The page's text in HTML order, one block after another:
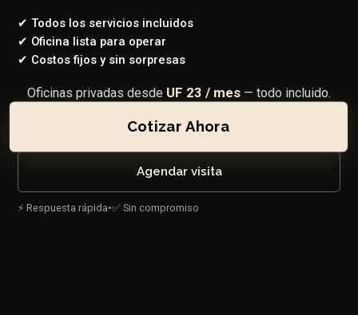
✔ Todos los servicios incluidos
✔ Oficina lista para operar
✔ Costos fijos y sin sorpresas
Oficinas privadas desde UF 23 / mes — todo incluido.
Cotizar Ahora
Agendar visita
⚡ Respuesta rápida•✅ Sin compromiso